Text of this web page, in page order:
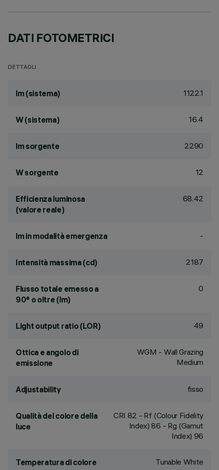
DATI FOTOMETRICI
DETTAGLI
lm (sistema) 1122.1
W (sistema) 16.4
lm sorgente 2290
W sorgente 12
Efficienza luminosa
(valore reale)
68.42
lm in modalità emergenza -
Intensità massima (cd) 2187
Flusso totale emesso a
90° o oltre (lm)
0
Light output ratio (LOR) 49
Ottica e angolo di
emissione
WGM - Wall Grazing
Medium
Adjustability fisso
Qualità del colore della
luce
CRI 82 - Rf (Colour Fidelity
Index) 86 - Rg (Gamut
Index) 96
Temperatura di colore Tunable White